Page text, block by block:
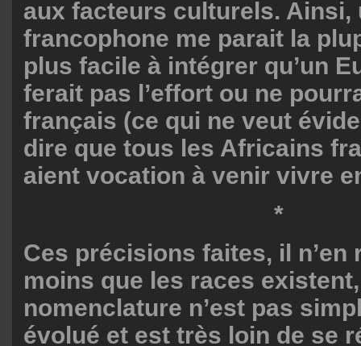
aux facteurs culturels. Ainsi,
francophone me parait la
plus facile à intégrer qu’un
ferait pas l’effort ou ne
français (ce qui ne veut
dire que tous les Africains
aient vocation à venir vivre
*
Ces précisions faites, il n’en
moins que les races
nomenclature n’est pas
évolué et est très loin de se